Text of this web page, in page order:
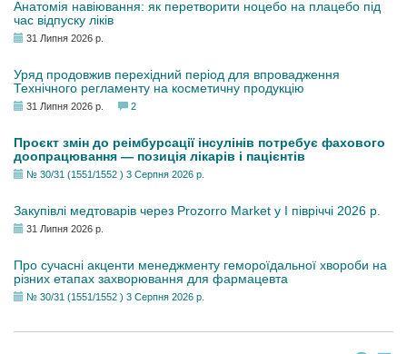
Анатомія навіювання: як перетворити ноцебо на плацебо під
час відпуску ліків
31 Липня 2026 р.
Уряд продовжив перехідний період для впровадження
Технічного регламенту на косметичну продукцію
31 Липня 2026 р. 2
Проєкт змін до реімбурсації інсулінів потребує фахового
доопрацювання — позиція лікарів і пацієнтів
№ 30/31 (1551/1552 ) 3 Серпня 2026 р.
Закупівлі медтоварів через Prozorro Market у I півріччі 2026 р.
31 Липня 2026 р.
Про сучасні акценти менеджменту гемороїдальної хвороби на
різних етапах захворювання для фармацевта
№ 30/31 (1551/1552 ) 3 Серпня 2026 р.